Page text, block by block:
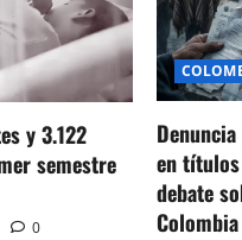
y 3.122
semestre
0
en
debate
Colombia